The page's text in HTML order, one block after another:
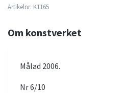
Artikelnr: K1165
Om konstverket
Målad 2006.
Nr 6/10